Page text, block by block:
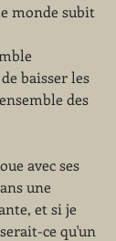
monde subit
baisser les
des
avec ses
une
et si je
ce qu'un